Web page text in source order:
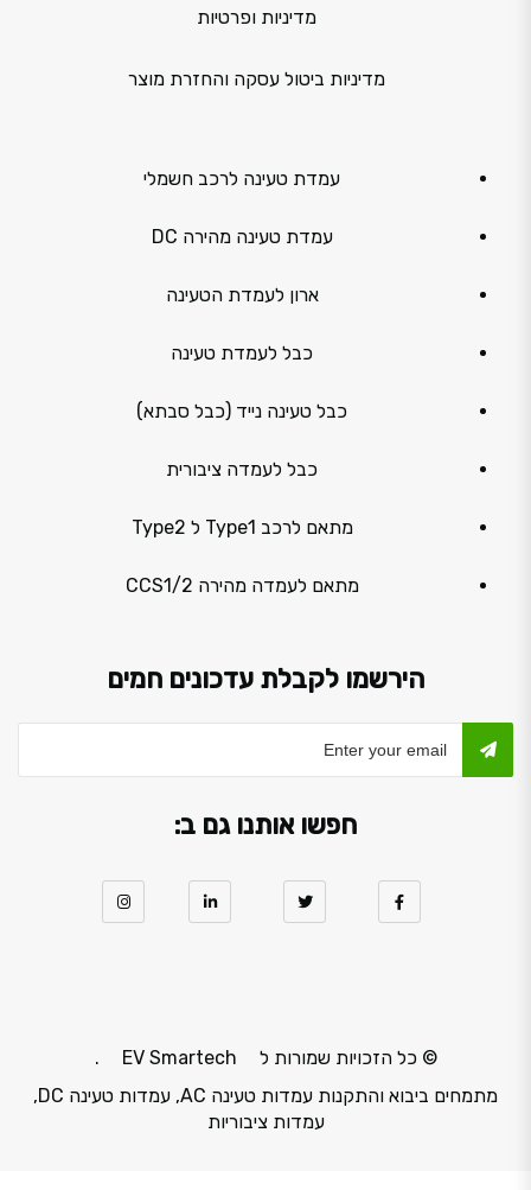
מדיניות ופרטיות
מדיניות ביטול עסקה והחזרת מוצר
עמדת טעינה לרכב חשמלי
עמדת טעינה מהירה DC
ארון לעמדת הטעינה
כבל לעמדת טעינה
כבל טעינה נייד (כבל סבתא)
כבל לעמדה ציבורית
מתאם לרכב Type1 ל Type2
מתאם לעמדה מהירה CCS1/2
הירשמו לקבלת עדכונים חמים
חפשו אותנו גם ב:
© כל הזכויות שמורות ל EV Smartech
.
מתמחים ביבוא והתקנות עמדות טעינה AC, עמדות טעינה DC,
עמדות ציבוריות